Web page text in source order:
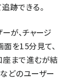
跡できる。
が、チャージ
を15分見て、
座まで進むが結
どのユーザー